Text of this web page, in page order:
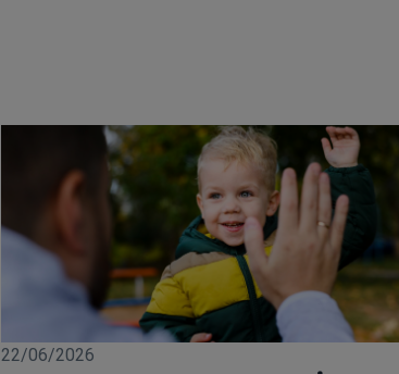
22/06/2026